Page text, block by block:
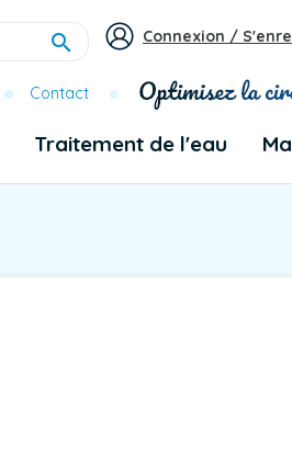
 Connexion /
Contact
Traitement de l'eau